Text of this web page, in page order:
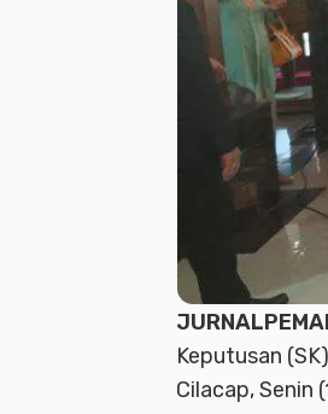
Keputusan
Cilacap,